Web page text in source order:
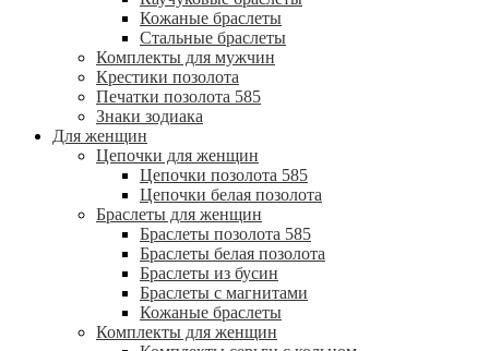
Кожаные браслеты
Стальные браслеты
Комплекты для мужчин
Крестики позолота
Печатки позолота 585
Знаки зодиака
Для женщин
Цепочки для женщин
Цепочки позолота 585
Цепочки белая позолота
Браслеты для женщин
Браслеты позолота 585
Браслеты белая позолота
Браслеты из бусин
Браслеты с магнитами
Кожаные браслеты
Комплекты для женщин